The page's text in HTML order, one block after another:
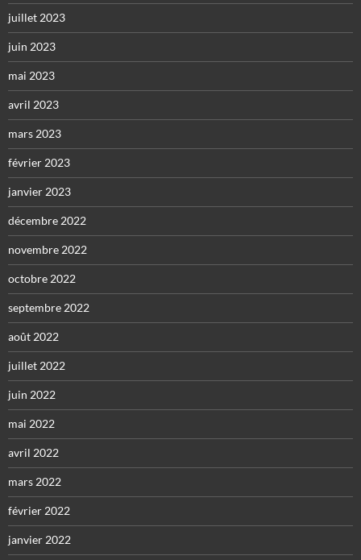
juillet 2023
juin 2023
mai 2023
avril 2023
mars 2023
février 2023
janvier 2023
décembre 2022
novembre 2022
octobre 2022
septembre 2022
août 2022
juillet 2022
juin 2022
mai 2022
avril 2022
mars 2022
février 2022
janvier 2022